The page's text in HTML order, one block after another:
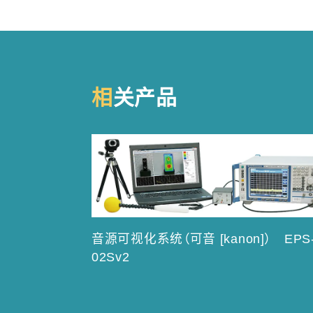
相关产品
音源可视化系统（可音 [kanon]）
02Sv2